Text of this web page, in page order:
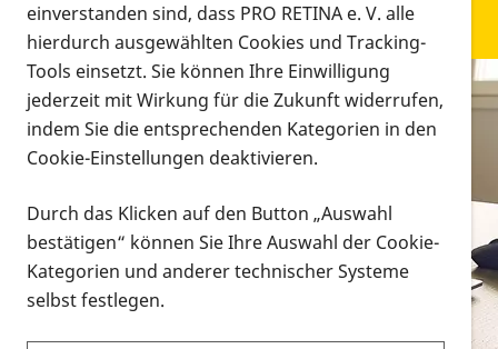
Infomaterial
Infomaterial
Vorlesen
Alle Infomaterialien in verschiedenen
Formaten an einem Ort
Sie möchten wissen, wie Sie nach Infonmaterial
einverstanden sind, dass PRO RETINA e. V. alle
hierdurch ausgewählten Cookies und Tracking-
Tools einsetzt. Sie können Ihre Einwilligung
jederzeit mit Wirkung für die Zukunft widerrufen,
indem Sie die entsprechenden Kategorien in den
Cookie-Einstellungen deaktivieren.
Durch das Klicken auf den Button „Auswahl
bestätigen“ können Sie Ihre Auswahl der Cookie-
Kategorien und anderer technischer Systeme
selbst festlegen.